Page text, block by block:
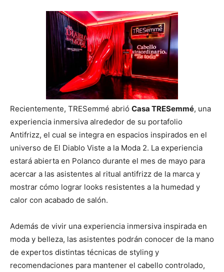
Recientemente, TRESemmé abrió Casa TRESemmé, una
experiencia inmersiva alrededor de su portafolio
Antifrizz, el cual se integra en espacios inspirados en el
universo de El Diablo Viste a la Moda 2. La experiencia
estará abierta en Polanco durante el mes de mayo para
acercar a las asistentes al ritual antifrizz de la marca y
mostrar cómo lograr looks resistentes a la humedad y
calor con acabado de salón.
Además de vivir una experiencia inmersiva inspirada en
moda y belleza, las asistentes podrán conocer de la mano
de expertos distintas técnicas de styling y
recomendaciones para mantener el cabello controlado,